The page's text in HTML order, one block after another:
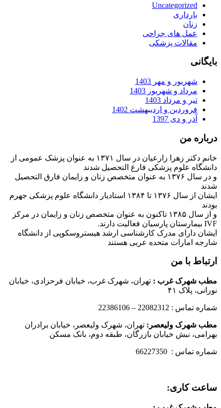
Uncategorized
بارداری
زنان
عمل های جراحی
مقالات پزشکی
بایگانی
شهریور و مهر 1403
مرداد و شهریور 1403
تیر و مرداد 1403
فروردین و اردیبهشت 1402
آذر و دی 1397
درباره من
خانم دکتر زهرا زارعیان در سال ۱۳۷۱ به عنوان پزشک عمومی از
دانشگاه علوم پزشکی فارغ التحصیل شدند
و در سال ۱۳۷۶ به عنوان متخصص زنان و زایمان فارق التحصیل
شدند
ایشان از سال ۱۳۷۶ تا ۱۳۸۴ استادیار دانشگاه علوم پزشکی جهرم
بودند
و از سال ۱۳۸۵ تاکنون به عنوان متخصص زنان و زایمان در مرکز
IVF بیمارستان پارسیان فعالیت دارند.
ایشان دارای مدرک کارشناسی ارشد هیستروسکوپی از دانشگاه
شارجه امارات متحده عربی هستند
ارتباط با من
مطب شهرک غرب : تهران، شهرک غرب، خیابان فرحزادی، خیابان
نورانی، پلاک ۴۱
شماره تماس : 22082312 – 22386106
مطب شهرک ولیعصر: تهران، شهرک ولیعصر، خیابان برادران
بهرامی، نبش خیابان بازرگان، طبقه دوم، بانک مسکن
شماره تماس : 66227350
ساعت کاری: